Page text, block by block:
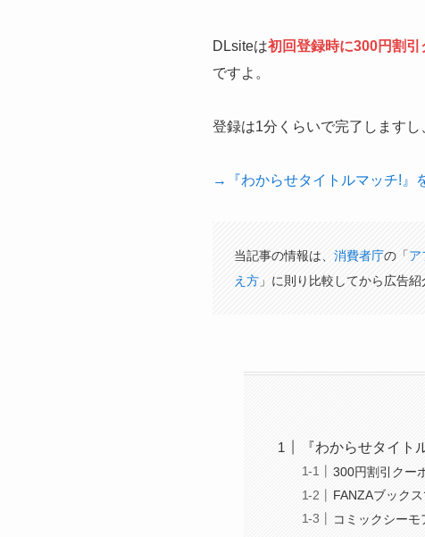
DLsiteは初回登録時に300円割引
ですよ。
登録は1分くらいで完了します
→『わからせタイトルマッチ!』
当記事の情報は、 消費者庁の「ア
え方 」に則り比較してから広告紹
『わからせタイト
300円割引クー
FANZAブック
コミックシー